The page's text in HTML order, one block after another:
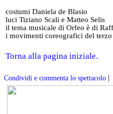
costumi Daniela de Blasio
luci Tiziano Scali e Matteo Selis
il tema musicale di Orfeo è di
i movimenti coreografici del
Torna alla pagina iniziale.
Condividi e commenta lo spettacolo |